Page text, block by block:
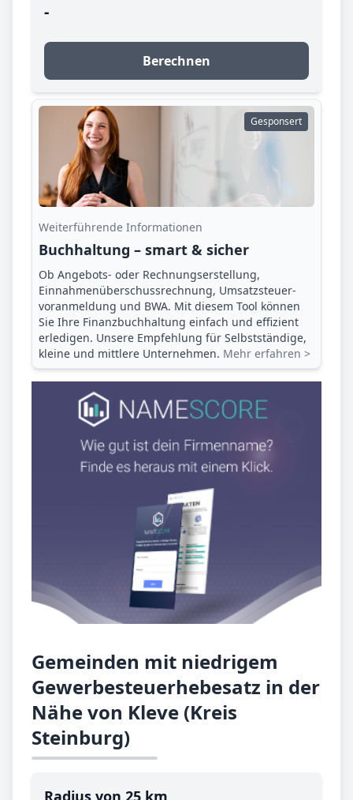
-
Berechnen
Gesponsert
Weiterführende Informationen
Buchhaltung – smart & sicher
Ob Angebots- oder Rechnungserstellung,
Einnahmenüberschuss­rechnung, Umsatzsteuer­
voranmeldung und BWA. Mit diesem Tool können
Sie Ihre Finanz­buchhaltung einfach und effizient
erledigen. Unsere Empfehlung für Selbstständige,
kleine und mittlere Unternehmen. Mehr erfahren >
Gemeinden mit niedrigem
Gewerbesteuerhebesatz in der
Nähe von Kleve (Kreis
Steinburg)
Radius von 25 km